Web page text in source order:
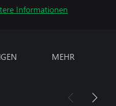
Informationen
MEHR